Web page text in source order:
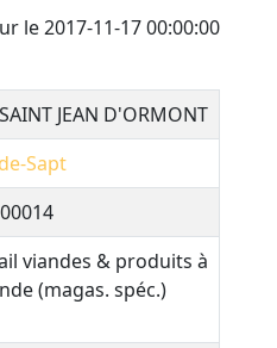
le 2017-11-17 00:00:00
JEAN D'ORMONT
Sapt
viandes & produits à
(magas. spéc.)